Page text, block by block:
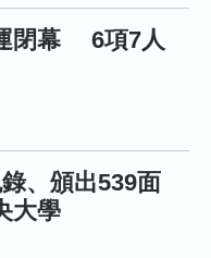
閉幕 6項7人
、頒出539面
大學